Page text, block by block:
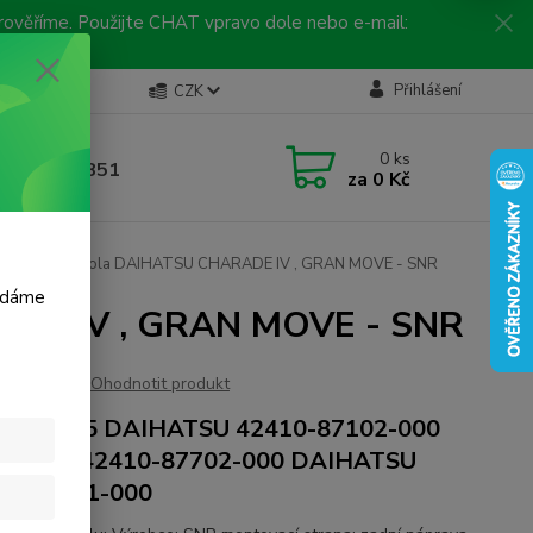
Použijte CHAT vpravo dole nebo e-mail:
Kontakty CZK Přihlášení
linka
792 217 851
9-16 hod.)
0 ks
za 0 Kč
ložisko kola DAIHATSU CHARADE IV , GRAN MOVE - SNR
IV , GRAN MOVE - SNR
Ohodnotit produkt
R179.15 DAIHATSU 42410-87102-000
42410-87702-000 DAIHATSU
87701-000